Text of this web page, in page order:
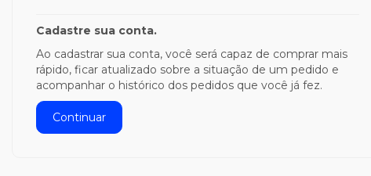
Cadastre sua conta.
Ao cadastrar sua conta, você será capaz de comprar mais
rápido, ficar atualizado sobre a situação de um pedido e
acompanhar o histórico dos pedidos que você já fez.
Continuar